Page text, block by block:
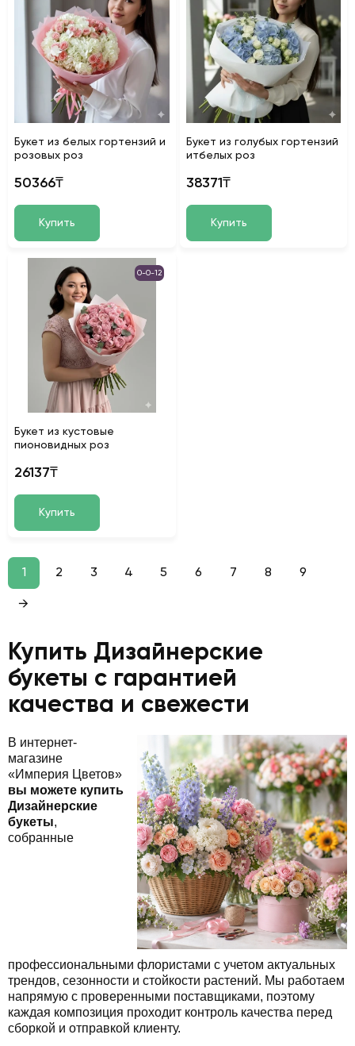
Букет из белых гортензий и
розовых роз
50366₸
Купить
Букет из голубых гортензий
итбелых роз
38371₸
Купить
0-0-12
Букет из кустовые
пионовидных роз
26137₸
Купить
1 2 3 4 5 6 7 8 9
→
Купить Дизайнерские
букеты с гарантией
качества и свежести
В интернет-
магазине
«Империя Цветов»
вы можете купить
Дизайнерские
букеты,
собранные
профессиональными флористами с учетом актуальных
трендов, сезонности и стойкости растений. Мы работаем
напрямую с проверенными поставщиками, поэтому
каждая композиция проходит контроль качества перед
сборкой и отправкой клиенту.